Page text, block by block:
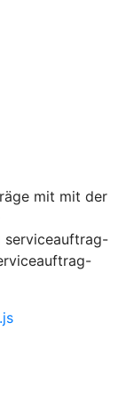
mit mit der
serviceauftrag-